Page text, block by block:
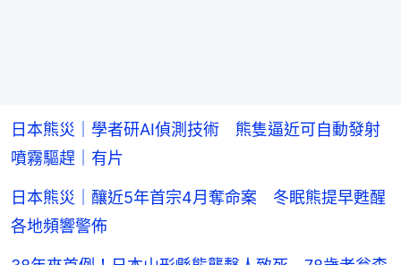
日本熊災｜學者研AI偵測技術 熊隻逼近可自動發射
噴霧驅趕｜有片
日本熊災｜釀近5年首宗4月奪命案 冬眠熊提早甦醒
各地頻響警佈